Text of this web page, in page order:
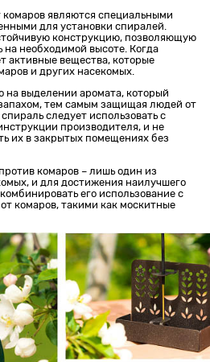
являются специальными
для установки спиралей.
конструкцию, позволяющую
на необходимой высоте. Когда
активные вещества, которые
и других насекомых.
на выделении аромата, который
тем самым защищая людей от
следует использовать с
производителя, и не
их в закрытых помещениях без
комаров – лишь один из
и для достижения наилучшего
его использование с
комаров, такими как москитные